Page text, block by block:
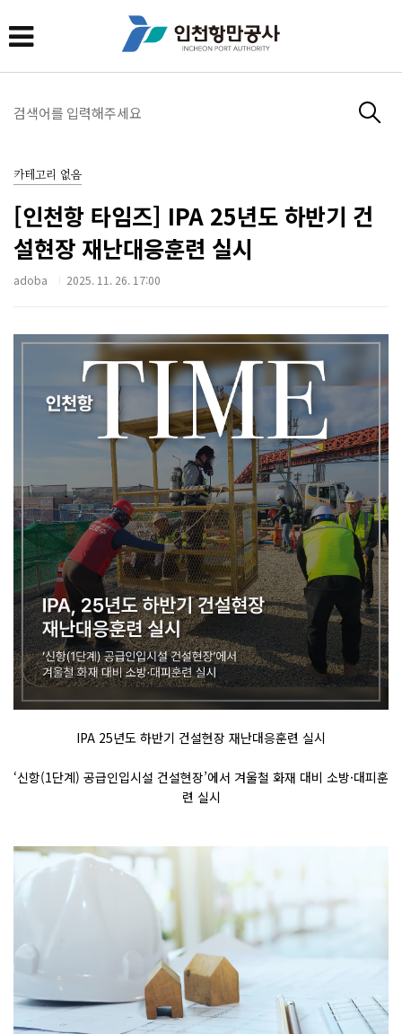
카테고리 없음
[인천항 타임즈] IPA 25년도 하반기 건
설현장 재난대응훈련 실시
adoba 2025. 11. 26. 17:00
IPA 25년도 하반기 건설현장 재난대응훈련 실시
‘신항(1단계) 공급인입시설 건설현장’에서 겨울철 화재 대비 소방·대피훈
련 실시